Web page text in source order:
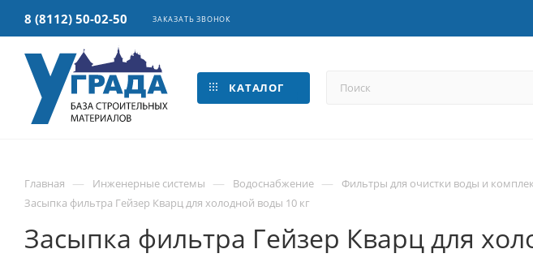
8 (8112) 50-02-50 ЗАКАЗАТЬ ЗВОНОК
КАТАЛОГ
Главная — Инженерные системы — Водоснабжение — Фильтры для очистки воды и
Засыпка фильтра Гейзер Кварц для холодной воды 10 кг
Засыпка фильтра Гейзер Кварц для